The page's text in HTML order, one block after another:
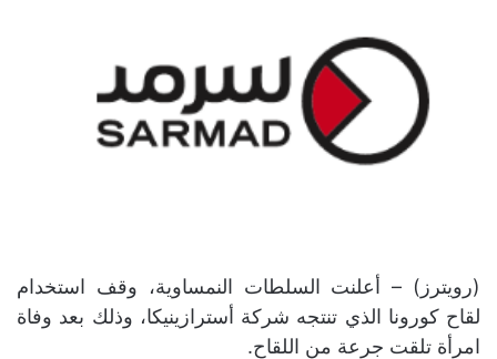
(رويترز) – أعلنت السلطات النمساوية، وقف استخدام
لقاح كورونا الذي تنتجه شركة أسترازينيكا، وذلك بعد وفاة
امرأة تلقت جرعة من اللقاح.